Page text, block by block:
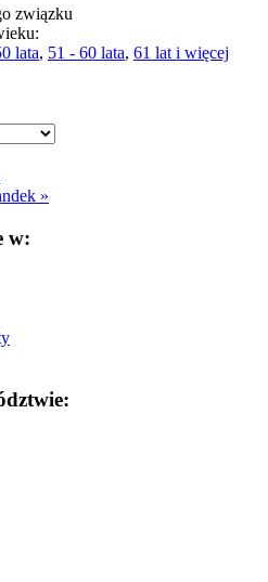
związku
lata, 51 - 60 lata, 61 lat i więcej
»
w: